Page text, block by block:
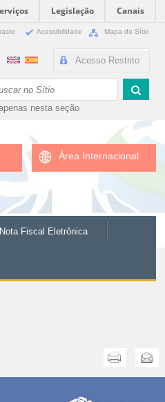
Legislação
Canais
Acessibilidade Mapa do Sítio
Acesso Restrito
nesta seção
Área Internacional
Nota Fiscal Eletrônica
Enviar